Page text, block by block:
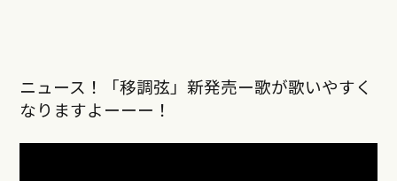
ニュース！「移調弦」新発売ー歌が歌いやすく
なりますよーーー！